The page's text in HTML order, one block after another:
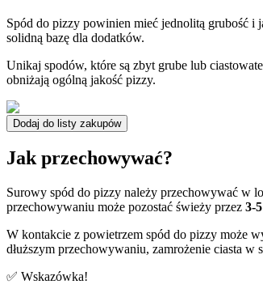
Spód do pizzy powinien mieć jednolitą grubość i
solidną bazę dla dodatków.
Unikaj spodów, które są zbyt grube lub
obniżają ogólną jakość pizzy.
Dodaj do listy zakupów
Jak przechowywać?
Surowy spód do pizzy należy przechowywać w
przechowywaniu może pozostać świeży przez 3-
W kontakcie z powietrzem spód do pizzy może
dłuższym przechowywaniu, zamrożenie ciasta
✅ Wskazówka!